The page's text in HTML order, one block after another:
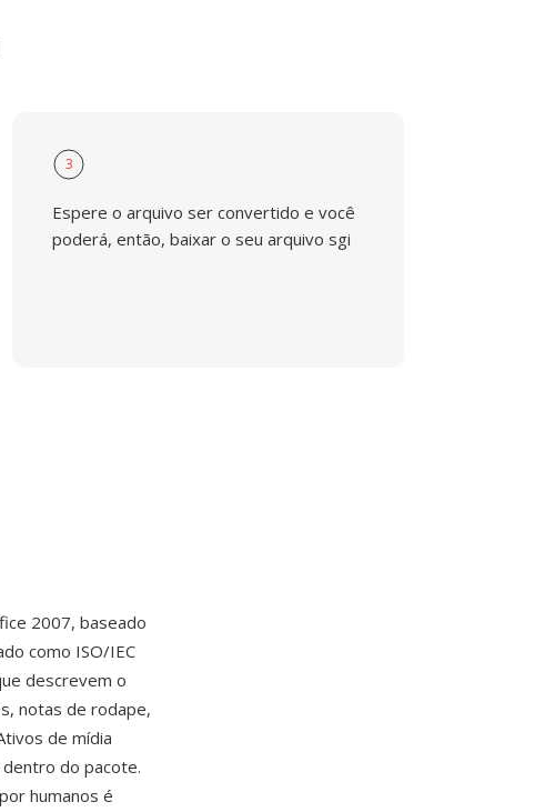
3
Espere o arquivo ser convertido e você
poderá, então, baixar o seu arquivo sgi
2007, baseado
como ISO/IEC
descrevem o
notas de rodape,
de mídia
do pacote.
humanos é